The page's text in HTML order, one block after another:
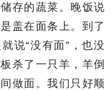
存的蔬菜。晚饭说
盖在面条上。到了
说“没有面”，也没
杀了一只羊，羊倒
做面。我们只好顺